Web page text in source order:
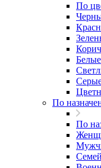
По
Белые
По
По